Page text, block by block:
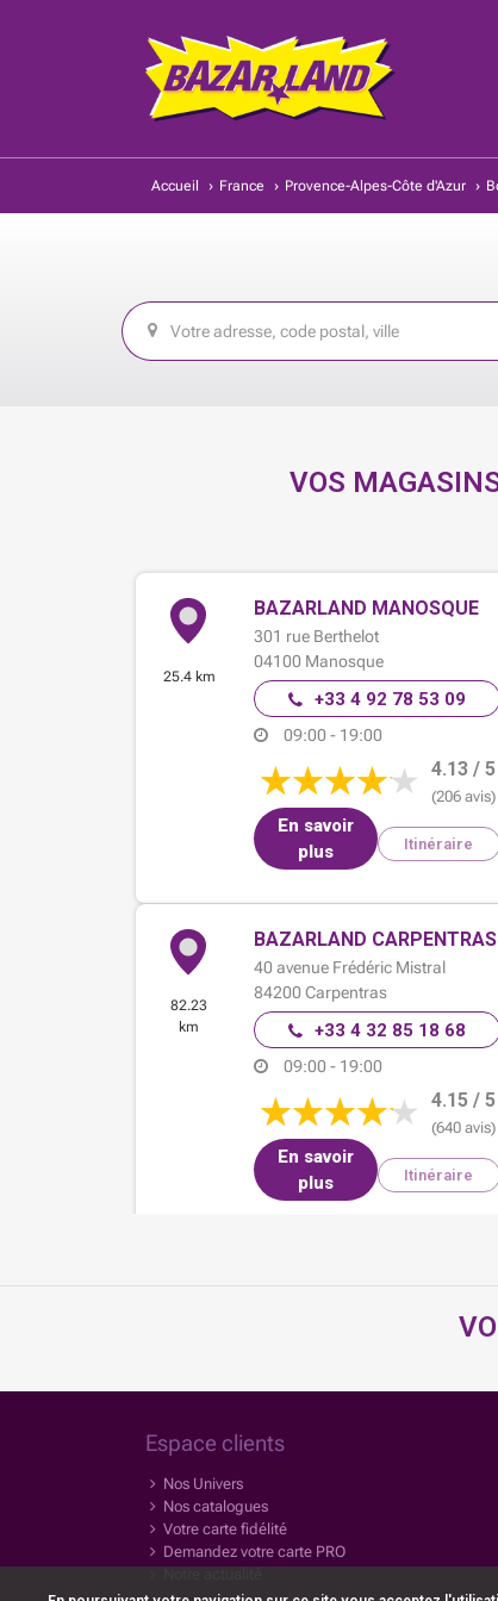
Accueil › France › Provence-Alpes-Côte d'Azur ›
VOS
25.4 km
BAZARLAND MANOSQUE
301 rue Berthelot
04100 Manosque
+33 4 92 78 53 09
09:00 - 19:00
4.13 / 5
(206 avis)
En savoir
plus
Itinéraire
82.23
km
BAZARLAND CARPENTRAS
40 avenue Frédéric Mistral
84200 Carpentras
+33 4 32 85 18 68
09:00 - 19:00
4.15 / 5
(640 avis)
En savoir
plus
Itinéraire
Zone commercial Intermarché,
09:00 - 19:00
En savoir
plus
Espace clients
Nos Univers
Nos catalogues
Votre carte fidélité
Demandez votre carte PRO